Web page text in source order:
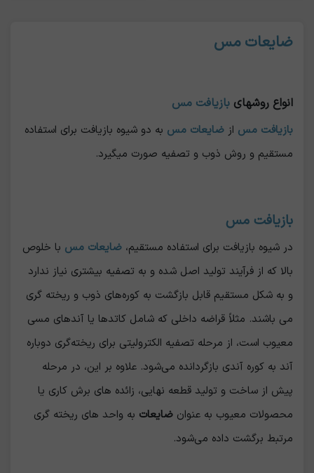
ضایعات مس
انواع روشهای بازیافت مس
بازیافت مس از ضایعات مس به دو شیوه بازیافت برای استفاده
مستقیم و روش ذوب و تصفیه صورت میگیرد.
بازیافت مس
در شیوه بازیافت برای استفاده مستقیم، ضایعات مس با خلوص
بالا که از فرآیند تولید اصل شده و به تصفیه بیشتری نیاز ندارد
و به شکل مستقیم قابل بازگشت به کوره‌های ذوب و ریخته گری
می باشند. مثلاً قراضه داخلی که شامل کاتدها یا آندهای مسی
معیوب است، از مرحله تصفیه الکترولیتی برای ریخته‌گری دوباره
آند به کوره آندی بازگردانده می‌شود. علاوه بر این، در مرحله
پیش از ساخت و تولید قطعه نهایی، زائده‌ های برش‌ کاری یا
محصولات معیوب به عنوان ضایعات به واحد های ریخته‌ گری
مرتبط برگشت داده می‌شود.